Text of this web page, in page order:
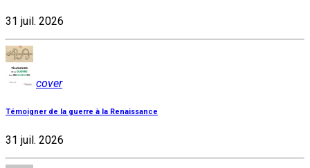
31 juil. 2026
cover
Témoigner de la guerre à la Renaissance
31 juil. 2026